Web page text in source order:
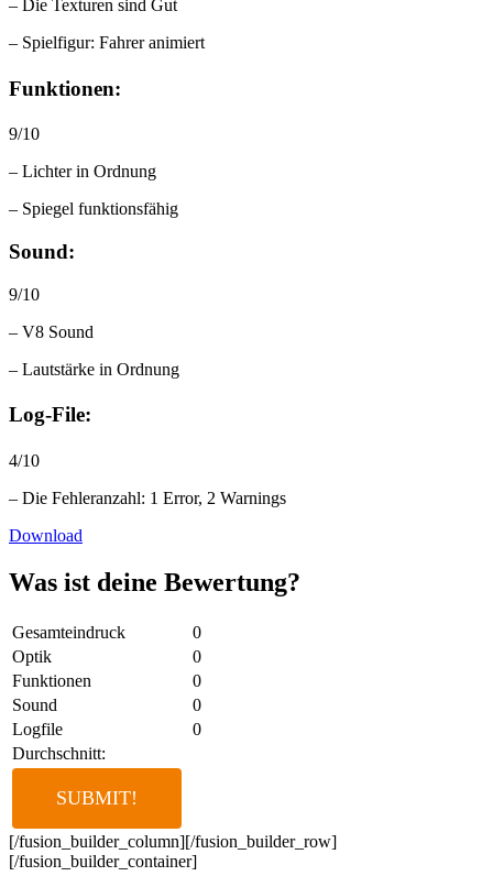
– Die Texturen sind Gut
– Spielfigur: Fahrer animiert
Funktionen:
9/10
– Lichter in Ordnung
– Spiegel funktionsfähig
Sound:
9/10
– V8 Sound
– Lautstärke in Ordnung
Log-File:
4/10
– Die Fehleranzahl: 1 Error, 2 Warnings
Download
Was ist deine Bewertung?
Gesamteindruck
0
Optik
0
Funktionen
0
Sound
0
Logfile
0
Durchschnitt:
[/fusion_builder_column][/fusion_builder_row]
[/fusion_builder_container]